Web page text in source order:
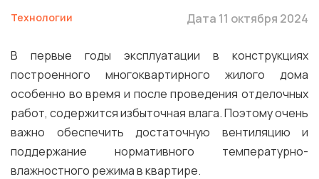
Технологии Дата 11 октября 2024
В первые годы эксплуатации в конструкциях
построенного многоквартирного жилого дома
особенно во время и после проведения отделочных
работ, содержится избыточная влага. Поэтому очень
важно обеспечить достаточную вентиляцию и
поддержание нормативного температурно-
влажностного режима в квартире.